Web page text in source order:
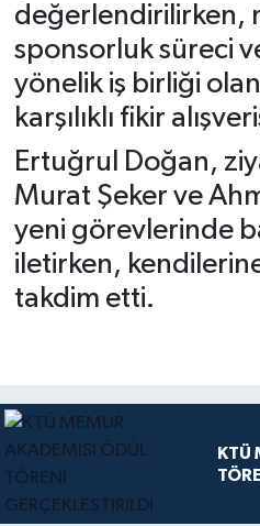
değerlendirilirken,
sponsorluk süreci
yönelik iş birliği
karşılıklı fikir
Ertuğrul Doğan,
Murat Şeker ve
yeni görevlerinde
iletirken,
takdim etti.
KTÜ